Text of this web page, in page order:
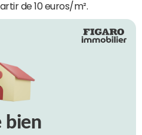
de 10 euros/m².
bien